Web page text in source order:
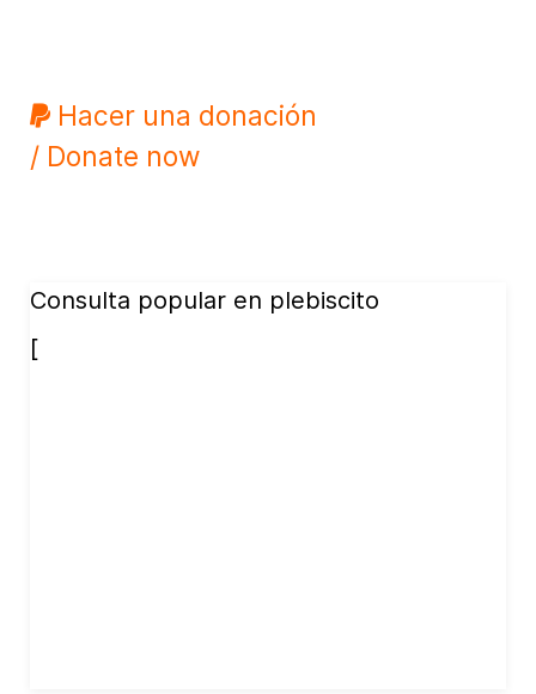
Hacer una donación
/ Donate now
Consulta popular en plebiscito
[